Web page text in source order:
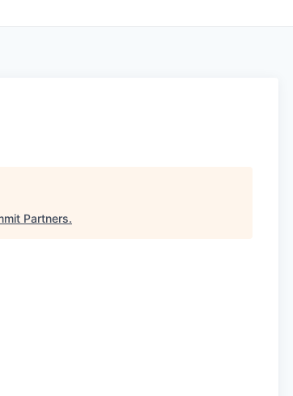
Partners.